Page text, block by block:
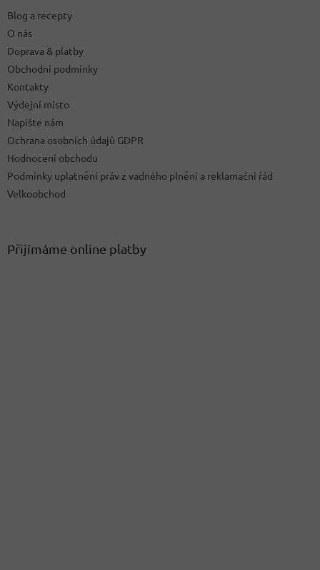
Blog a recepty
O nás
Doprava & platby
Obchodní podmínky
Kontakty
Výdejní místo
Napište nám
Ochrana osobních údajů GDPR
Hodnocení obchodu
Podmínky uplatnění práv z vadného plnění a reklamační řád
Velkoobchod
Přijímáme online platby